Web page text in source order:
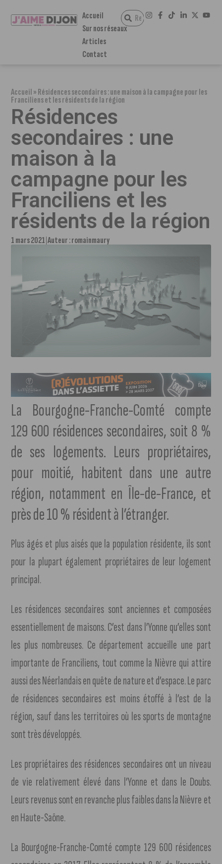
Accueil
Sur nos réseaux
Articles
Contact
Accueil»Résidences secondaires : une maison à la campagne pour les
Franciliens et les résidents de la région
Résidences
secondaires : une
maison à la
campagne pour les
Franciliens et les
résidents de la région
1 mars 2021 Auteur :romainmaury
La Bourgogne-Franche-Comté compte
129 600 résidences secondaires, soit 8 %
de ses logements. Leurs propriétaires,
pour moitié, habitent dans une autre
région, notamment en Île-de-France, et
près de 10 % résident à l’étranger.
Plus âgés et plus aisés que la population résidente, ils sont
pour la plupart également propriétaires de leur logement
principal.
Les résidences secondaires sont anciennes et composées
essentiellement de maisons. C’est dans l’Yonne qu’elles sont
les plus nombreuses. Ce département accueille une part
importante de Franciliens, tout comme la Nièvre qui attire
aussi des Néerlandais en quête de nature et d’espace. Le parc
de résidences secondaires est moins étoffé à l’est de la
région, sauf dans les territoires où les sports de montagne
sont très développés.
Les propriétaires des résidences secondaires ont un niveau
de vie relativement élevé dans l’Yonne et dans le Doubs.
Leurs revenus sont en revanche plus faibles dans la Nièvre et
en Haute-Saône.
La Bourgogne-Franche-Comté compte 129 600 résidences